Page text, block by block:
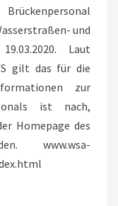
und
Laut
gilt das für die
zur
ist nach,
Homepage des
www.wsa-